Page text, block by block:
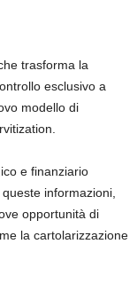
trasforma la
esclusivo a
modello di
e finanziario
informazioni,
opportunità di
la cartolarizzazione